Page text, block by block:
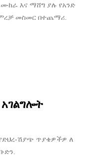
ሙከራ እና ማሸግ ያሉ የአንድ
መስመር በተጨማሪ.
ሽያጭ ጥያቄዎችዎ ለ